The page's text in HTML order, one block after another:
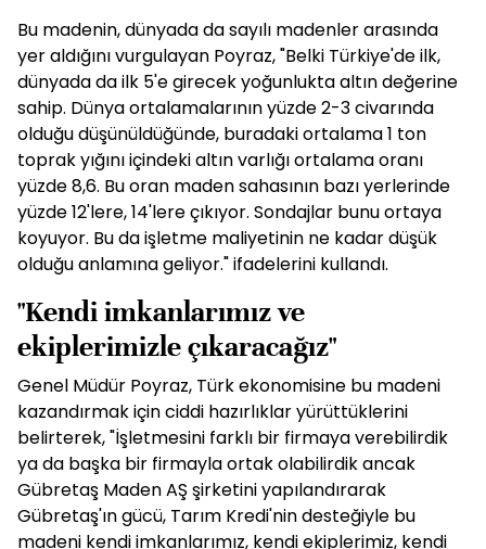
Bu madenin, dünyada da sayılı madenler arasında
yer aldığını vurgulayan Poyraz, "Belki Türkiye'de ilk,
dünyada da ilk 5'e girecek yoğunlukta altın değerine
sahip. Dünya ortalamalarının yüzde 2-3 civarında
olduğu düşünüldüğünde, buradaki ortalama 1 ton
toprak yığını içindeki altın varlığı ortalama oranı
yüzde 8,6. Bu oran maden sahasının bazı yerlerinde
yüzde 12'lere, 14'lere çıkıyor. Sondajlar bunu ortaya
koyuyor. Bu da işletme maliyetinin ne kadar düşük
olduğu anlamına geliyor." ifadelerini kullandı.
"Kendi imkanlarımız ve
ekiplerimizle çıkaracağız"
Genel Müdür Poyraz, Türk ekonomisine bu madeni
kazandırmak için ciddi hazırlıklar yürüttüklerini
belirterek, "İşletmesini farklı bir firmaya verebilirdik
ya da başka bir firmayla ortak olabilirdik ancak
Gübretaş Maden AŞ şirketini yapılandırarak
Gübretaş'ın gücü, Tarım Kredi'nin desteğiyle bu
madeni kendi imkanlarımız, kendi ekiplerimiz, kendi